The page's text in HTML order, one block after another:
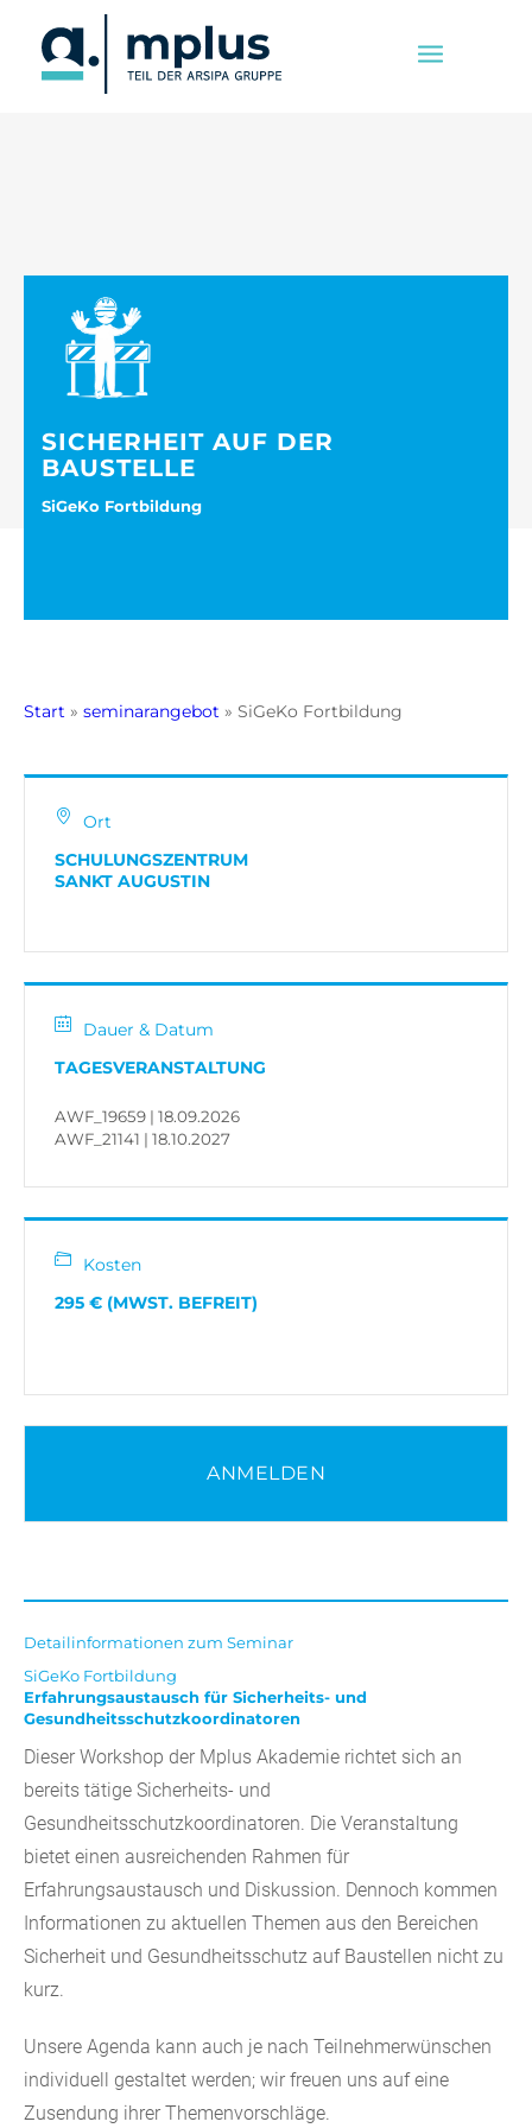
SICHERHEIT AUF DER
BAUSTELLE
SiGeKo Fortbildung
Start » seminarangebot » SiGeKo Fortbildung
Ort
SCHULUNGSZENTRUM
SANKT AUGUSTIN
Dauer & Datum
TAGESVERANSTALTUNG
AWF_19659 | 18.09.2026
AWF_21141 | 18.10.2027
Kosten
295 € (MWST. BEFREIT)
ANMELDEN
Detailinformationen zum Seminar
SiGeKo Fortbildung
Erfahrungsaustausch für Sicherheits- und
Gesundheitsschutzkoordinatoren
Dieser Workshop der Mplus Akademie richtet sich an
bereits tätige Sicherheits- und
Gesundheitsschutzkoordinatoren. Die Veranstaltung
bietet einen ausreichenden Rahmen für
Erfahrungsaustausch und Diskussion. Dennoch kommen
Informationen zu aktuellen Themen aus den Bereichen
Sicherheit und Gesundheitsschutz auf Baustellen nicht zu
kurz.
Unsere Agenda kann auch je nach Teilnehmerwünschen
individuell gestaltet werden; wir freuen uns auf eine
Zusendung ihrer Themenvorschläge.